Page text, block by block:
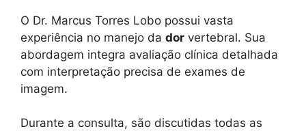
O Dr. Marcus Torres Lobo possui vasta
experiência no manejo da dor vertebral. Sua
abordagem integra avaliação clínica detalhada
com interpretação precisa de exames de
imagem.
Durante a consulta, são discutidas todas as